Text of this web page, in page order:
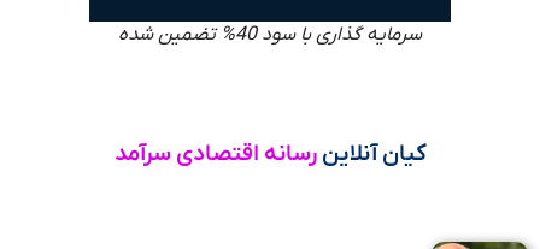
سرمایه گذاری با سود 40% تضمین شده
کیان آنلاین رسانه اقتصادی سرآمد